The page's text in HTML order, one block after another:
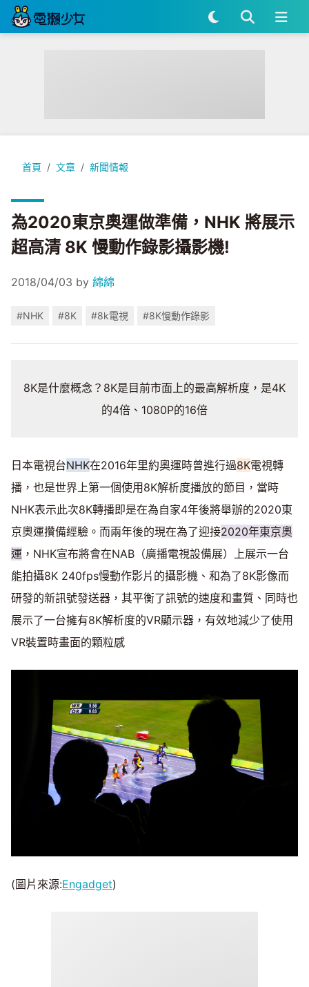
首頁 文章 新聞情報
為2020東京奧運做準備，NHK 將展示超高清 8K 慢動作錄影攝
為2020東京奧運做準備，NHK 將展示
超高清 8K 慢動作錄影攝影機!
2018/04/03 by 綿綿
#NHK #8K #8k電視 #8K慢動作錄影
8K是什麼概念？8K是目前市面上的最高解析度，是4K
的4倍、1080P的16倍
日本電視台NHK在2016年里約奧運時曾進行過8K電視轉
播，也是世界上第一個使用8K解析度播放的節目，當時
NHK表示此次8K轉播即是在為自家4年後將舉辦的2020東
京奧運攢備經驗。而兩年後的現在為了迎接2020年東京奧
運 ，NHK宣布將會在NAB（廣播電視設備展）上展示一台
能拍攝8K 240fps慢動作影片的攝影機、和為了8K影像而
研發的新訊號發送器，其平衡了訊號的速度和畫質、同時也
展示了一台擁有8K解析度的VR顯示器，有效地減少了使用
VR裝置時畫面的顆粒感
(圖片來源:Engadget)